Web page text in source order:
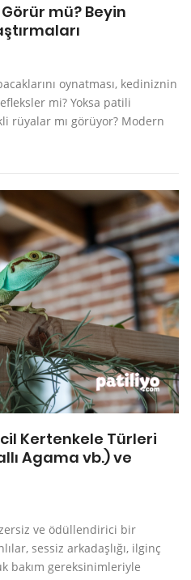
mü? Beyin
oynatması, kediniznin
mi? Yoksa patili
rüyalar mı görüyor? Modern
Kertenkele Türleri
Agama vb.) ve
ve ödüllendirici bir
sessiz arkadaşlığı, ilginç
bakım gereksinimleriyle